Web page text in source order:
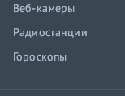
Веб-камеры
Радиостанции
Гороскопы